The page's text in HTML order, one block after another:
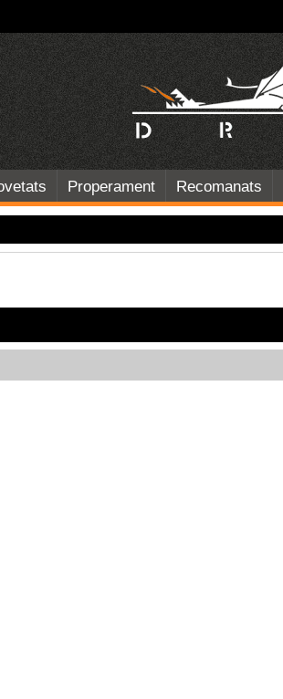
Properament Recomanats